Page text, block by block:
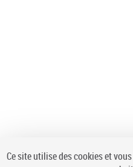
Ce site utilise des cookies et